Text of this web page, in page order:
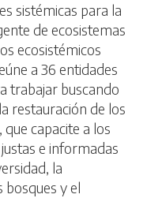
sistémicas para la
de ecosistemas
ecosistémicos
a 36 entidades
trabajar buscando
restauración de los
capacite a los
e informadas
la
bosques y el